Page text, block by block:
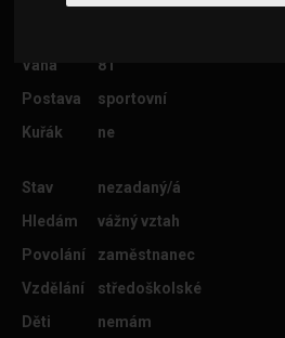
Váha
81
Postava
sportovní
Kuřák
ne
Stav
nezadaný/á
Hledám
vážný vztah
Povolání
zaměstnanec
Vzdělání
středoškolské
Děti
nemám